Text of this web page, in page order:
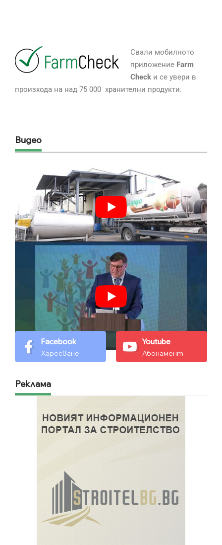
Свали мобилното
приложение Farm
Checkи се увери в
произхода на над 75 000 хранителни продукти.
Видео
Facebook
Харесване
Youtube
Абонамент
Реклама